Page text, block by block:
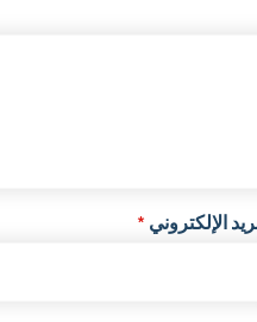
الإلكتروني *